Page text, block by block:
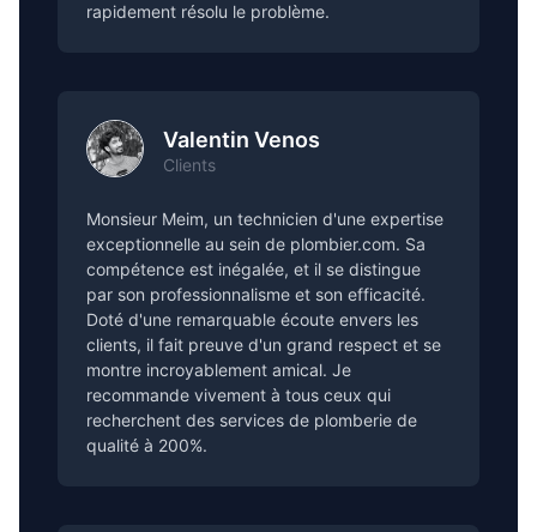
rapidement résolu le problème.
Valentin Venos
Clients
Monsieur Meim, un technicien d'une expertise
exceptionnelle au sein de plombier.com. Sa
compétence est inégalée, et il se distingue
par son professionnalisme et son efficacité.
Doté d'une remarquable écoute envers les
clients, il fait preuve d'un grand respect et se
montre incroyablement amical. Je
recommande vivement à tous ceux qui
recherchent des services de plomberie de
qualité à 200%.